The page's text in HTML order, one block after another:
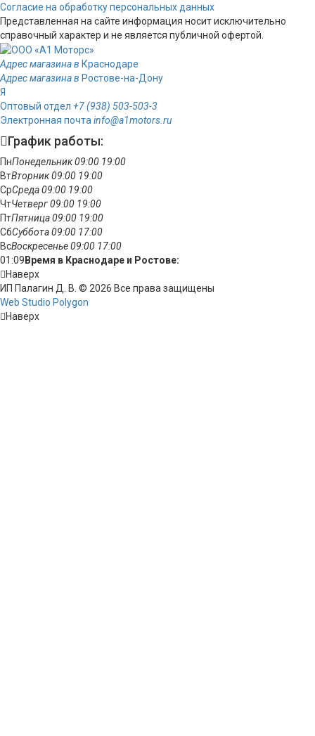
Согласие на обработку персональных данных
Представленная на сайте информация носит исключительно
справочный характер и не является публичной офертой.
Адрес магазина в Краснодаре
Адрес магазина в Ростове-на-Дону
Я
Оптовый отдел +7 (938) 503-503-3
Электронная почта info@a1motors.ru
График работы:
ПнПонедельник09:00 19:00
ВтВторник09:00 19:00
СрСреда09:00 19:00
ЧтЧетверг09:00 19:00
ПтПятница09:00 19:00
СбСуббота09:00 17:00
ВсВоскресенье09:00 17:00
01:09 Время в Краснодаре и Ростове:
Наверх
ИП Палагин Д. В. © 2026 Все права защищены
Web Studio Polygon
Наверх